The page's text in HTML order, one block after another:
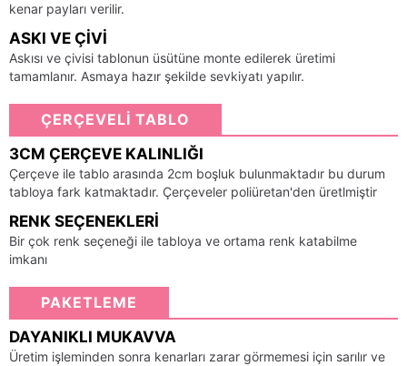
kenar payları verilir.
ASKI VE ÇIVI
Askısı ve çivisi tablonun üsütüne monte edilerek üretimi
tamamlanır. Asmaya hazır şekilde sevkiyatı yapılır.
ÇERÇEVELİ TABLO
3CM ÇERÇEVE KALINLIĞI
Çerçeve ile tablo arasında 2cm boşluk bulunmaktadır bu durum
tabloya fark katmaktadır. Çerçeveler poliüretan'den üretlmiştir
RENK SEÇENEKLERI
Bir çok renk seçeneği ile tabloya ve ortama renk katabilme
imkanı
PAKETLEME
DAYANIKLI MUKAVVA
Üretim işleminden sonra kenarları zarar görmemesi için sarılır ve